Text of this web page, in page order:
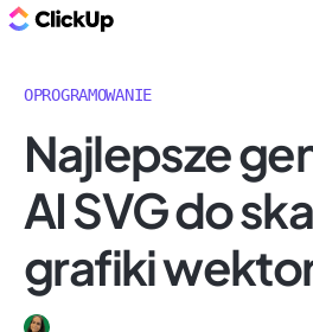
OPROGRAMOWANIE
Najlepsze
AI SVG do
grafiki